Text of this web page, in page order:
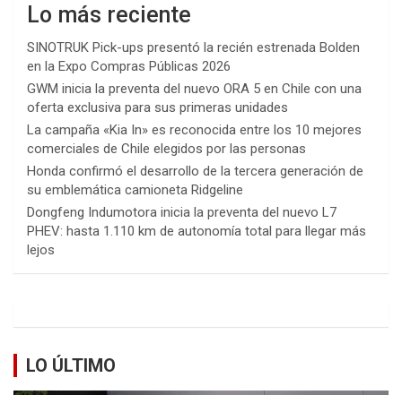
Lo más reciente
SINOTRUK Pick-ups presentó la recién estrenada Bolden
en la Expo Compras Públicas 2026
GWM inicia la preventa del nuevo ORA 5 en Chile con una
oferta exclusiva para sus primeras unidades
La campaña «Kia In» es reconocida entre los 10 mejores
comerciales de Chile elegidos por las personas
Honda confirmó el desarrollo de la tercera generación de
su emblemática camioneta Ridgeline
Dongfeng Indumotora inicia la preventa del nuevo L7
PHEV: hasta 1.110 km de autonomía total para llegar más
lejos
LO ÚLTIMO